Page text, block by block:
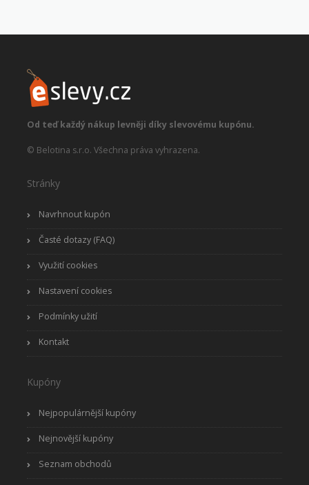
Od teď každý nákup levněji díky slevovému kupónu.
© Belotina s.r.o. Všechna práva vyhrazena.
Stránky
Navrhnout kupón
Časté dotazy (FAQ)
Využití cookies
Nastavení cookies
Podmínky užití
Kontakt
Kupóny
Nejpopulárnější kupóny
Nejnovější kupóny
Seznam obchodů